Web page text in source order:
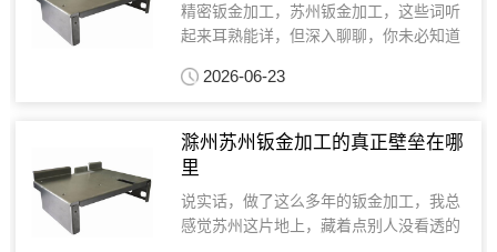
精密钣金加工，苏州钣金加工，这些词听
起来耳熟能详，但深入聊聊，你未必知道
接触过上千家钣金加工厂家，发现90%的
设备多先进，价格多...
2026-06-23
滁州苏州钣金加工的真正壁垒在哪
里
说实话，做了这么多年的钣金加工，我总
感觉苏州这片地上，藏着点别人没看透的